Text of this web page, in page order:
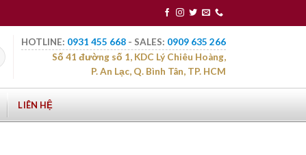
HOTLINE: 0931 455 668 - SALES: 0909 635 266
Số 41 đường số 1, KDC Lý Chiêu Hoàng,
P. An Lạc, Q. Bình Tân, TP. HCM
LIÊN HỆ